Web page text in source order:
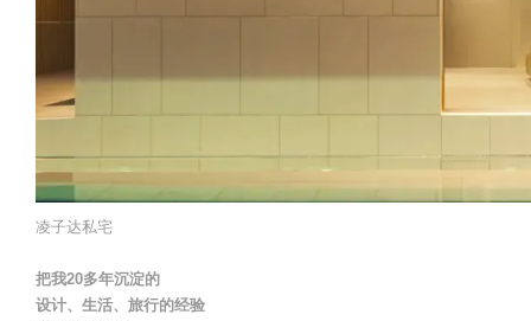
凌子达私宅
把我20多年沉淀的
设计、生活、旅行的经验